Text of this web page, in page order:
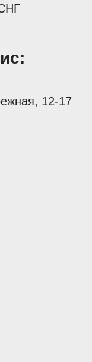
12-17